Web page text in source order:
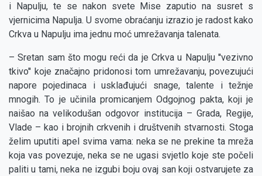
i Napulju, te se nakon svete Mise zaputio na susret s
vjernicima Napulja. U svome obraćanju izrazio je radost kako
Crkva u Napulju ima jednu moć umrežavanja talenata.
– Sretan sam što mogu reći da je Crkva u Napulju ''vezivno
tkivo'' koje značajno pridonosi tom umrežavanju, povezujući
napore pojedinaca i usklađujući snage, talente i težnje
mnogih. To je učinila promicanjem Odgojnog pakta, koji je
naišao na velikodušan odgovor institucija – Grada, Regije,
Vlade – kao i brojnih crkvenih i društvenih stvarnosti. Stoga
želim uputiti apel svima vama: neka se ne prekine ta mreža
koja vas povezuje, neka se ne ugasi svjetlo koje ste počeli
paliti u tami, neka ne izgubi boju ovaj san koji ostvarujete za